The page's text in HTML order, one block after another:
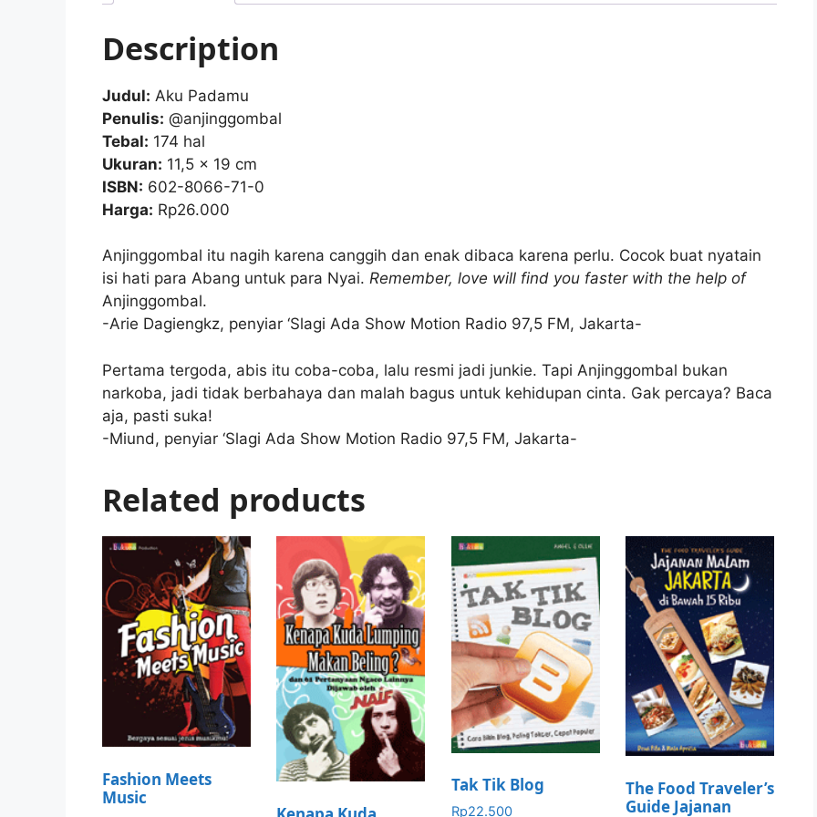
Description
Judul: Aku Padamu
Penulis: @anjinggombal
Tebal: 174 hal
Ukuran: 11,5 x 19 cm
ISBN: 602-8066-71-0
Harga: Rp26.000
Anjinggombal itu nagih karena canggih dan enak dibaca karena perlu. Cocok buat nyatain
isi hati para Abang untuk para Nyai. Remember, love will find you faster with the help of
Anjinggombal.
-Arie Dagiengkz, penyiar ‘Slagi Ada Show Motion Radio 97,5 FM, Jakarta-
Pertama tergoda, abis itu coba-coba, lalu resmi jadi junkie. Tapi Anjinggombal bukan
narkoba, jadi tidak berbahaya dan malah bagus untuk kehidupan cinta. Gak percaya? Baca
aja, pasti suka!
-Miund, penyiar ‘Slagi Ada Show Motion Radio 97,5 FM, Jakarta-
Related products
Fashion Meets
Music
Tak Tik Blog
Rp22.500
The Food Traveler’s
Guide Jajanan